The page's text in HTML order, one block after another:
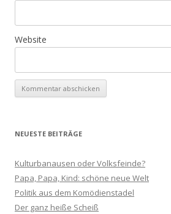
Website
NEUESTE BEITRÄGE
Kulturbanausen oder Volksfeinde?
Papa, Papa, Kind: schöne neue Welt
Politik aus dem Komödienstadel
Der ganz heiße Scheiß